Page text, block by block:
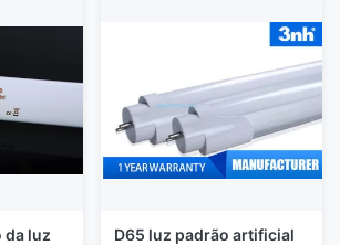
da luz
D65 luz padrão artificial